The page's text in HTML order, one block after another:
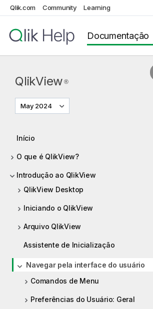
Qlik.com Community Learning
Documentação
QlikView ®
May 2024
Início
O que é QlikView?
Introdução ao QlikView
QlikView Desktop
Iniciando o QlikView
Arquivo QlikView
Assistente de Inicialização
Navegar pela interface do usuário
Comandos de Menu
Preferências do Usuário: Geral